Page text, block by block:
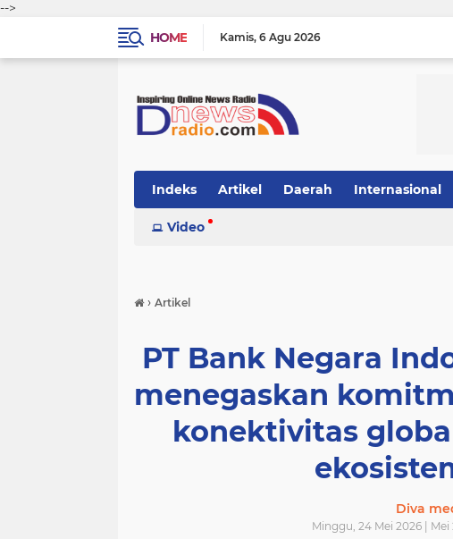
-->
HOME
Kamis 6 Agu 2026
Indeks Artikel Daerah Internasional
Video
› Artikel
PT Bank Negara
menegaskan
konektivitas
Diva
Minggu, 24 Mei 2026 | Mei